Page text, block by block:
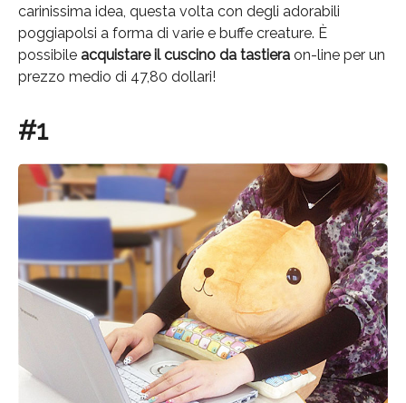
carinissima idea, questa volta con degli adorabili
poggiapolsi a forma di varie e buffe creature. È
possibile acquistare il cuscino da tastiera on-line per un
prezzo medio di 47,80 dollari!
#1